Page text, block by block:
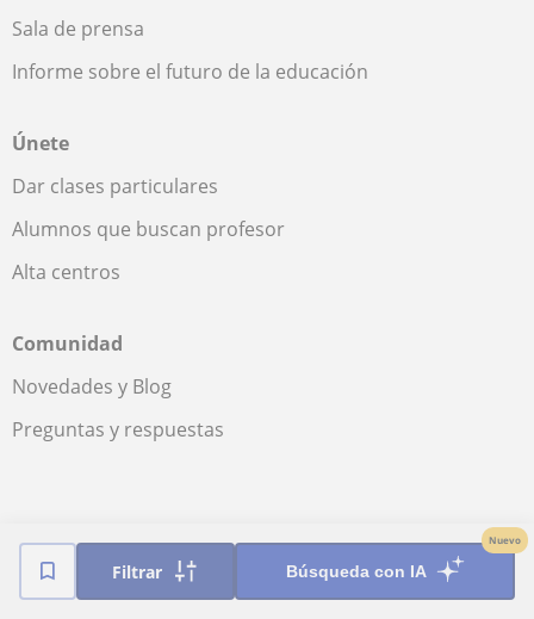
Filtrar Búsqueda con IA
Nuevo
Sala de prensa
Informe sobre el futuro de la educación
Únete
Dar clases particulares
Alumnos que buscan profesor
Alta centros
Comunidad
Novedades y Blog
Preguntas y respuestas
Fantástica★★★★★ 9,5/10
789800 opiniones de alumnos